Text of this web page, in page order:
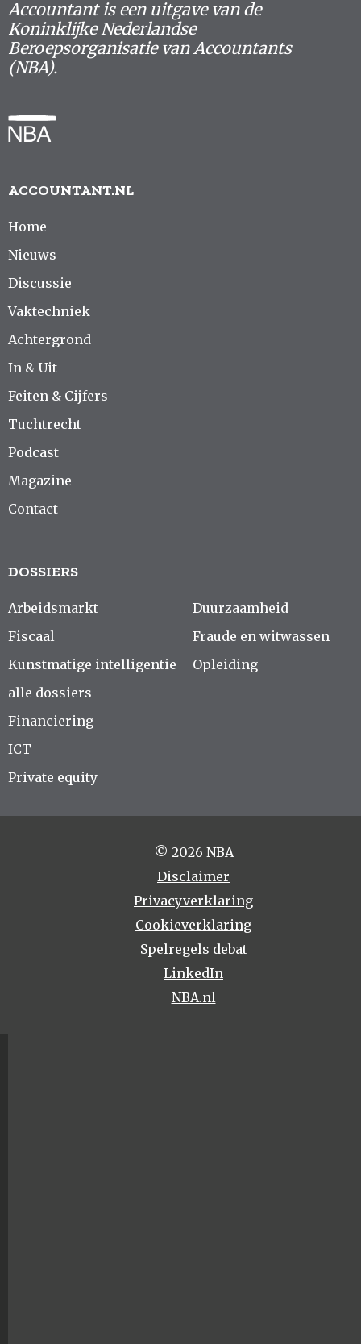
Accountant is een uitgave van de
Koninklijke Nederlandse
Beroepsorganisatie van Accountants
(NBA).
ACCOUNTANT.NL
Home
Nieuws
Discussie
Vaktechniek
Achtergrond
In & Uit
Feiten & Cijfers
Tuchtrecht
Podcast
Magazine
Contact
DOSSIERS
Arbeidsmarkt
Fiscaal
Kunstmatige intelligentie
alle dossiers
Duurzaamheid
Fraude en witwassen
Opleiding
Financiering
ICT
Private equity
© 2026 NBA
Disclaimer
Privacyverklaring
Cookieverklaring
Spelregels debat
LinkedIn
NBA.nl